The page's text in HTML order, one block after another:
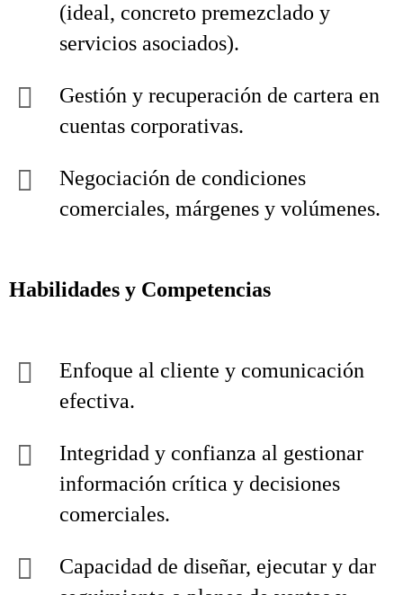
(ideal, concreto premezclado y
servicios asociados).
Gestión y recuperación de cartera en
cuentas corporativas.
Negociación de condiciones
comerciales, márgenes y volúmenes.
Habilidades y Competencias
Enfoque al cliente y comunicación
efectiva.
Integridad y confianza al gestionar
información crítica y decisiones
comerciales.
Capacidad de diseñar, ejecutar y dar